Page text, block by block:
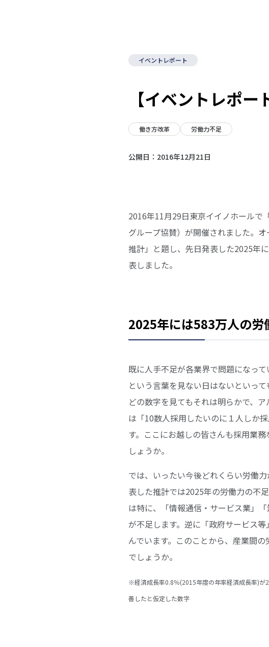
イベントレポート
【イベントレポ
働き方改革 労働力不足
公開日： 2016年12月21日
2016年11月29日東京イイノホールで
グループ協賛）が開催されました。
推計」と題し、先日発表した2025年
表しました。
2025年には583万人の労
既に人手不足が各業界で問題になっ
という言葉を見ない日はないといっ
どの数字を見てもそれは明らかで、
は「10数人採用したいのに１人しか
す。ここにお越しの皆さんも採用業
しょうか。
では、いったい今後どれくらい労働
表した推計では2025年の労働力の不
は特に、「情報通信・サービス業」
が不足します。逆に「政府サービス
んでいます。このことから、産業間
でしょうか。
※経済成長率0.8％(2015年度の年率経済成長率)が
善したと仮定した数字